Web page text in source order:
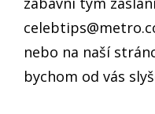
nebo na naší
bychom od vás